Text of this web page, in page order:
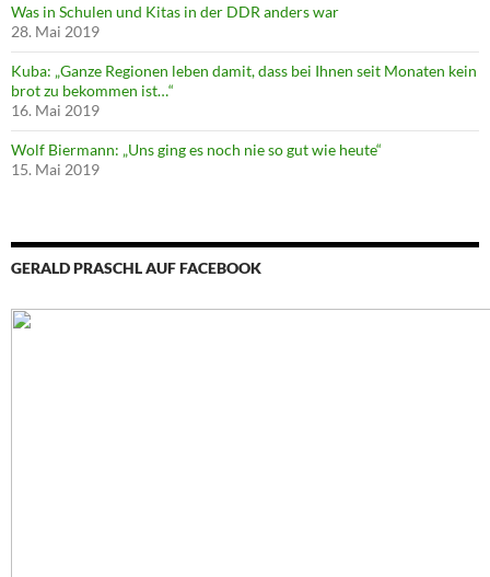
Was in Schulen und Kitas in der DDR anders war
28. Mai 2019
Kuba: „Ganze Regionen leben damit, dass bei Ihnen seit Monaten kein
brot zu bekommen ist…“
16. Mai 2019
Wolf Biermann: „Uns ging es noch nie so gut wie heute“
15. Mai 2019
GERALD PRASCHL AUF FACEBOOK